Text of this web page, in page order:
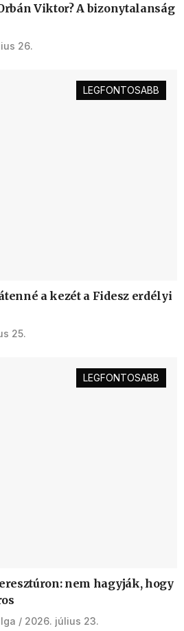
Viktor? A bizonytalanság
26.
LEGFONTOSABB
a kezét a Fidesz erdélyi
25.
LEGFONTOSABB
nem hagyják, hogy
2026. július 23.